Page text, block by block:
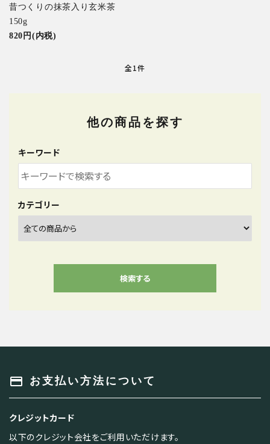
昔つくりの抹茶入り玄米茶
150g
820円(内税)
全1件
他の商品を探す
キーワード
カテゴリー
検索する
payment お支払い方法について
クレジットカード
以下のクレジット会社をご利用いただけます。